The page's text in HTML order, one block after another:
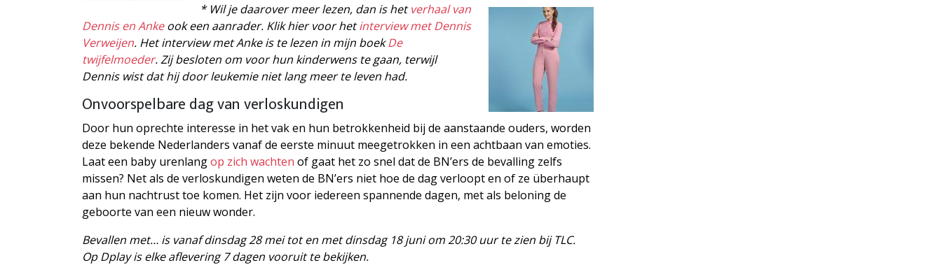
* Wil je daarover meer lezen, dan is hetverhaal van
Dennis en Ankeook een aanrader. Klik hier voor hetinterview met Dennis
Verweijen. Het interview met Anke is te lezen in mijn boekDe
twijfelmoeder. Zij besloten om voor hun kinderwens te gaan, terwijl
Dennis wist dat hij door leukemie niet lang meer te leven had.
Onvoorspelbare dag van verloskundigen
Door hun oprechte interesse in het vak en hun betrokkenheid bij de aanstaande ouders, worden
deze bekende Nederlanders vanaf de eerste minuut meegetrokken in een achtbaan van emoties.
Laat een baby urenlangop zich wachten of gaat het zo snel dat de BN’ers de bevalling zelfs
missen? Net als de verloskundigen weten de BN’ers niet hoe de dag verloopt en of ze überhaupt
aan hun nachtrust toe komen. Het zijn voor iedereen spannende dagen, met als beloning de
geboorte van een nieuw wonder.
Bevallen met… is vanaf dinsdag 28 mei tot en met dinsdag 18 juni om 20:30 uur te zien bij TLC.
Op Dplay is elke aflevering 7 dagen vooruit te bekijken.